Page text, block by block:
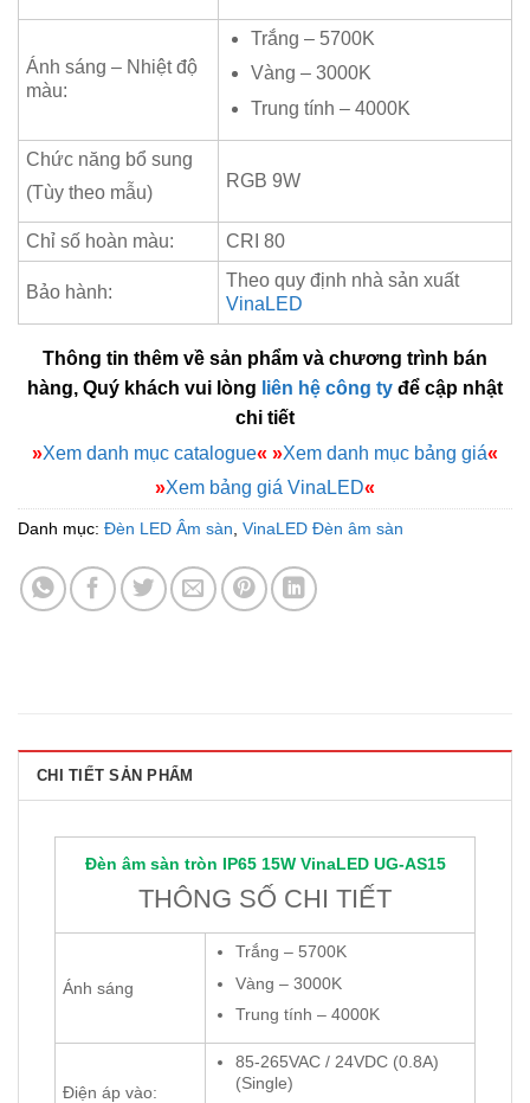
Ánh sáng – Nhiệt độ
màu:
Trắng – 5700K
Vàng – 3000K
Trung tính – 4000K
Chức năng bổ sung
(Tùy theo mẫu)
RGB 9W
Chỉ số hoàn màu: CRI 80
Bảo hành:
Theo quy định nhà sản xuất
VinaLED
Thông tin thêm về sản phẩm và chương trình bán
hàng, Quý khách vui lòng liên hệ công ty để cập nhật
chi tiết
»Xem danh mục catalogue« »Xem danh mục bảng giá«
»Xem bảng giá VinaLED«
Danh mục: Đèn LED Âm sàn VinaLED Đèn âm sàn
CHI TIẾT SẢN PHẨM
Đèn âm sàn tròn IP65 15W VinaLEDUG-AS15
THÔNG SỐ CHI TIẾT
Ánh sáng
Trắng – 5700K
Vàng – 3000K
Trung tính – 4000K
Điện áp vào:
85-265VAC / 24VDC (0.8A)
(Single)